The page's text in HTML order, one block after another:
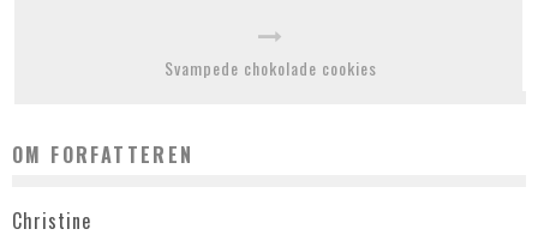
Svampede chokolade cookies
OM FORFATTEREN
Christine